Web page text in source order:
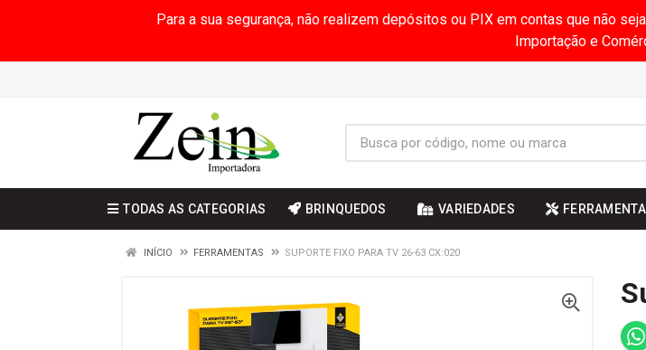
Para a sua segurança, não realizem depósitos ou PIX em contas que não
Importação e
TODAS AS CATEGORIAS BRINQUEDOS VARIEDADES
INÍCIO FERRAMENTAS SUPORTE FIXO PARA TV 26-63 CX:020